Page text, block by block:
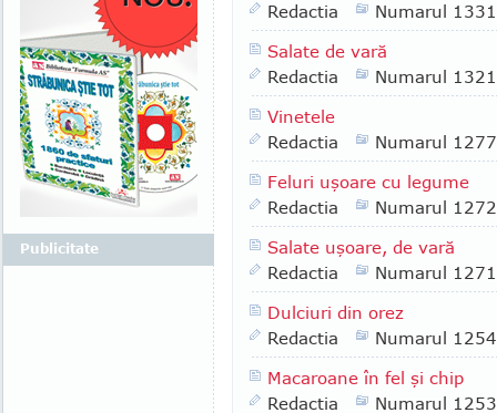
Redactia
Numarul 1331
Salate de vară
Redactia
Numarul 1321
Vinetele
Redactia
Numarul 1277
Feluri uşoare cu legume
Redactia
Numarul 1272
Salate uşoare, de vară
Redactia
Numarul 1271
Dulciuri din orez
Redactia
Numarul 1254
Macaroane în fel şi chip
Redactia
Numarul 1253
Publicitate